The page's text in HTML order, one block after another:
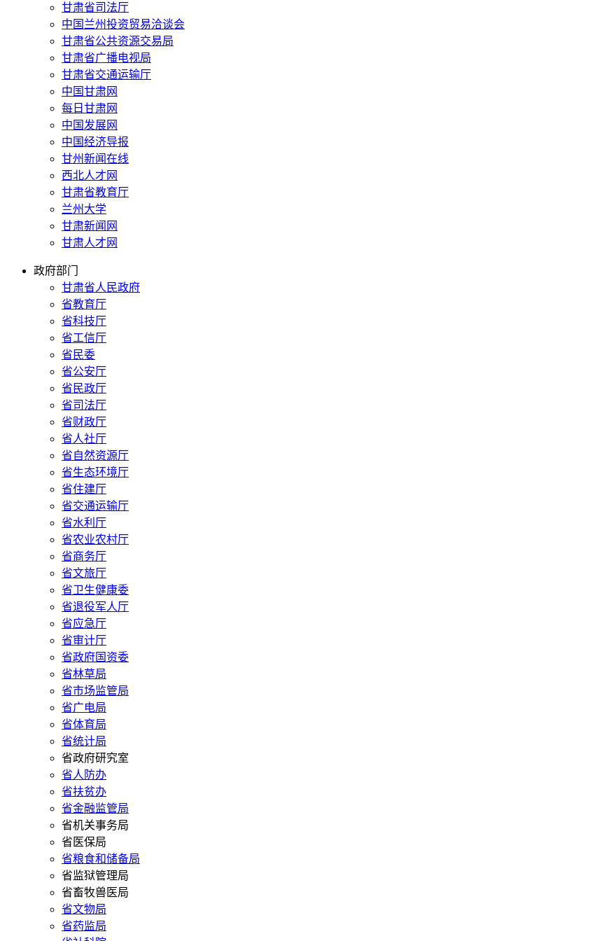
甘肃省司法厅
中国兰州投资贸易洽谈会
甘肃省公共资源交易局
甘肃省广播电视局
甘肃省交通运输厅
中国甘肃网
每日甘肃网
中国发展网
中国经济导报
甘州新闻在线
西北人才网
甘肃省教育厅
兰州大学
甘肃新闻网
甘肃人才网
政府部门
甘肃省人民政府
省教育厅
省科技厅
省工信厅
省民委
省公安厅
省民政厅
省司法厅
省财政厅
省人社厅
省自然资源厅
省生态环境厅
省住建厅
省交通运输厅
省水利厅
省农业农村厅
省商务厅
省文旅厅
省卫生健康委
省退役军人厅
省应急厅
省审计厅
省政府国资委
省林草局
省市场监管局
省广电局
省体育局
省统计局
省政府研究室
省人防办
省扶贫办
省金融监管局
省机关事务局
省医保局
省粮食和储备局
省监狱管理局
省畜牧兽医局
省文物局
省药监局